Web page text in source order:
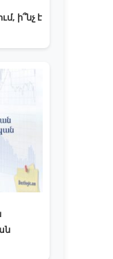
ի՞նչ է